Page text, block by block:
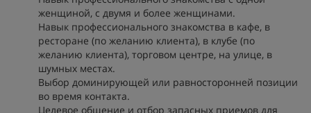
женщиной, с двумя и более женщинами.
Навык профессионального знакомства в кафе, в
ресторане (по желанию клиента), в клубе (по
желанию клиента), торговом центре, на улице, в
шумных местах.
Выбор доминирующей или равносторонней позиции
во время контакта.
Целевое общение и отбор запасных приемов для